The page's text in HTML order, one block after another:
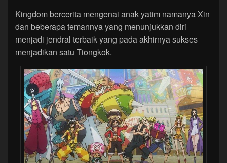
Kingdom bercerita mengenai anak yatim namanya Xin
dan beberapa temannya yang menunjukkan diri
menjadi jendral terbaik yang pada akhirnya sukses
menjadikan satu Tiongkok.